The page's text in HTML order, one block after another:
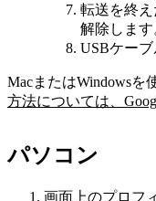
転送を終
解除します
USBケーブ
MacまたはWindowsを
方法については、
パソコン
画面上のプロフ